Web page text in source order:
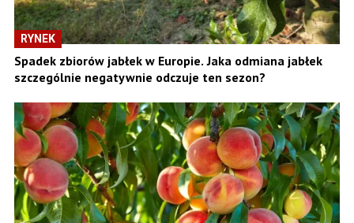
RYNEK
Spadek zbiorów jabłek w Europie. Jaka odmiana jabłek
szczególnie negatywnie odczuje ten sezon?